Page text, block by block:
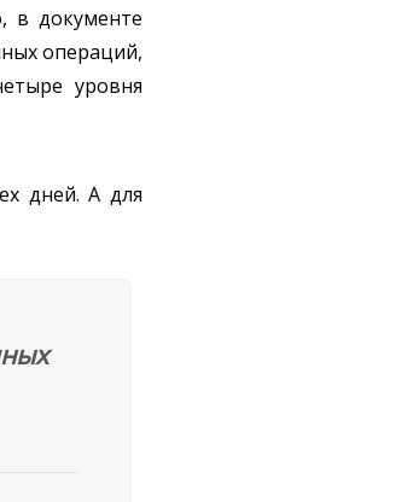
в документе
операций,
уровня
дней. А для